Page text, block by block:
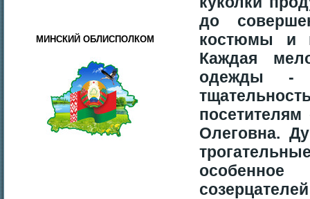
МИНСКИЙ ОБЛИСПОЛКОМ
до
костюмы и
Каждая
одежды -
посетителям
Олеговна.